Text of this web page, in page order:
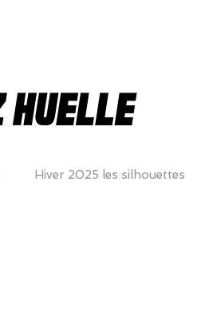
Hiver 2025 les silhouettes